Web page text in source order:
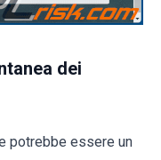
dei
potrebbe essere un